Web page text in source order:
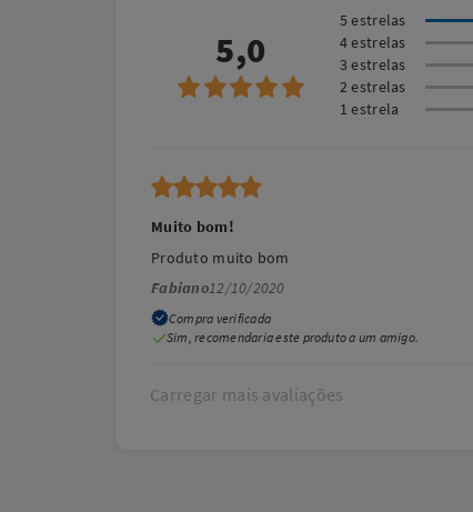
5,0
5 estrelas
4 estrelas
3 estrelas
2 estrelas
1 estrela
Muito bom!
Produto muito bom
Fabiano12/10/2020
Compra verificada
Sim, recomendaria este produto a um amigo.
Carregar mais avaliações